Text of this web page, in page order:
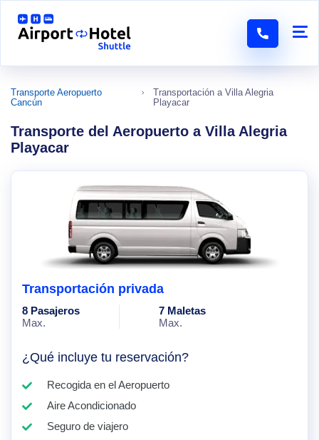
Transporte Aeropuerto
Cancún
Transportación a Villa Alegria
Playacar
Transporte del Aeropuerto a Villa Alegria
Playacar
Transportación privada
8 Pasajeros
Max.
7 Maletas
Max.
¿Qué incluye tu reservación?
Recogida en el Aeropuerto
Aire Acondicionado
Seguro de viajero